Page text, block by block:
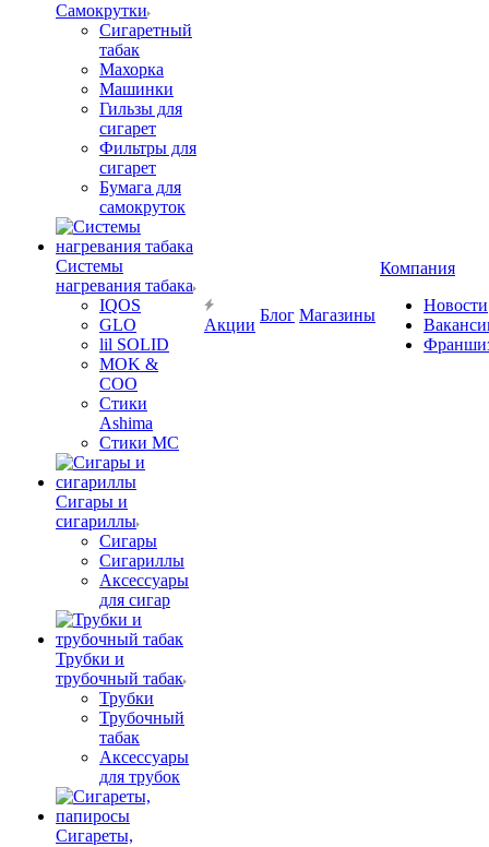
Самокрутки
Сигаретный
табак
Махорка
Машинки
Гильзы для
сигарет
Фильтры для
сигарет
Бумага для
самокруток
Системы
нагревания табака
IQOS
GLO
lil SOLID
MOK &
COO
Стики
Ashima
Стики MC
Сигары и
сигариллы
Сигары
Сигариллы
Аксессуары
для сигар
Трубки и
трубочный табак
Трубки
Трубочный
табак
Аксессуары
для трубок
Сигареты,
Акции
Блог Магазины
Компания
Новости